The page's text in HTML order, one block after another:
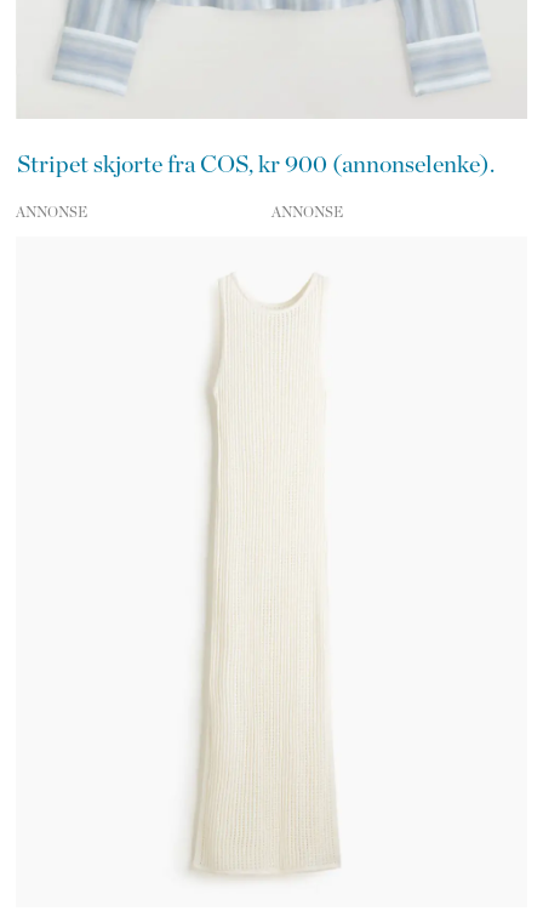
Stripet skjorte fra COS, kr 900 (annonselenke).
ANNONSE